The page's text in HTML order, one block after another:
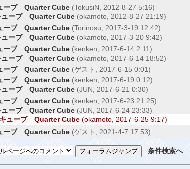
ーブ Quarter Cube (TokusiN, 2012-8-27 5:16)
ューブ Quarter Cube (okamoto, 2012-8-27 21:19)
ーブ Quarter Cube (Torinosu, 2017-3-19 12:42)
ューブ Quarter Cube (okamoto, 2017-3-20 9:42)
ーブ Quarter Cube (kenken, 2017-6-14 2:11)
ューブ Quarter Cube (okamoto, 2017-6-14 18:52)
ーブ Quarter Cube (ゲスト, 2017-6-15 0:01)
ーブ Quarter Cube (kenken, 2017-6-19 0:12)
ューブ Quarter Cube (JUN, 2017-6-21 0:30)
ーブ Quarter Cube (kenken, 2017-6-23 21:25)
ューブ Quarter Cube (JUN, 2017-6-24 23:33)
キューブ Quarter Cube (okamoto, 2017-6-25 9:17)
ーブ Quarter Cube (ゲスト, 2021-4-7 17:53)
条件検索へ